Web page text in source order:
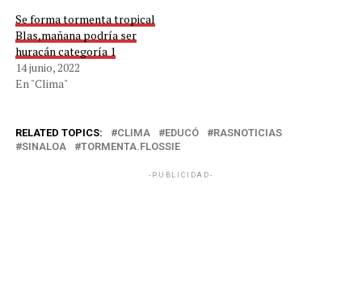
Se forma tormenta tropical
Blas,mañana podría ser
huracán categoría 1
14 junio, 2022
En "Clima"
RELATED TOPICS: CLIMA EDUCÓ
RASNOTICIAS
SINALOA
TORMENTA.FLOSSIE
-PUBLICIDAD-